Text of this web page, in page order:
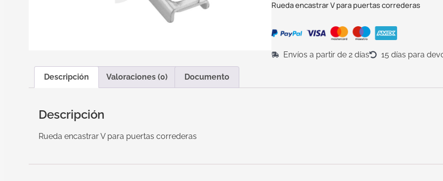
Rueda encastrar V para puertas correderas
Envíos a partir de 2 días 15 días para
Descripción Valoraciones (0) Documento
Descripción
Rueda encastrar V para puertas correderas